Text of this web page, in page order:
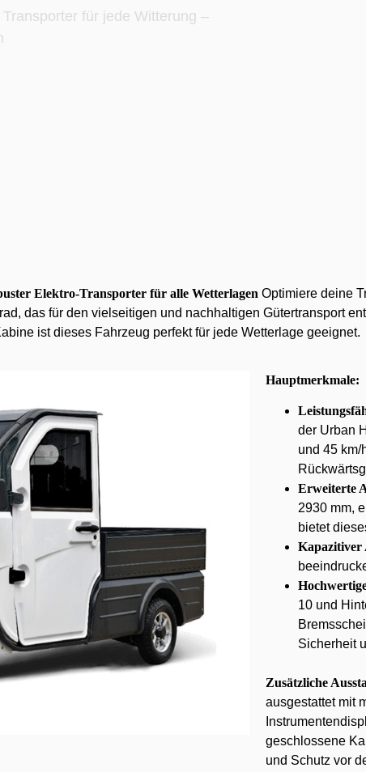
für jede Witterung –
Elektro-Transporter für alle Wetterlagen Optimiere deine
das für den vielseitigen und nachhaltigen Gütertransport
ist dieses Fahrzeug perfekt für jede Wetterlage geeignet.
Hauptmerkmale:
der Urban
und 45 km/
Erweiterte
2930 mm,
bietet
Kapazitiver
10 und
Sicherheit
Zusätzliche
ausgestattet mit
geschlossene
und Schutz vor